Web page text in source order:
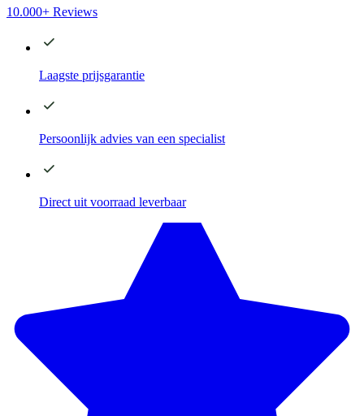
10.000+ Reviews
Laagste prijsgarantie
Persoonlijk advies van een specialist
Direct uit voorraad leverbaar